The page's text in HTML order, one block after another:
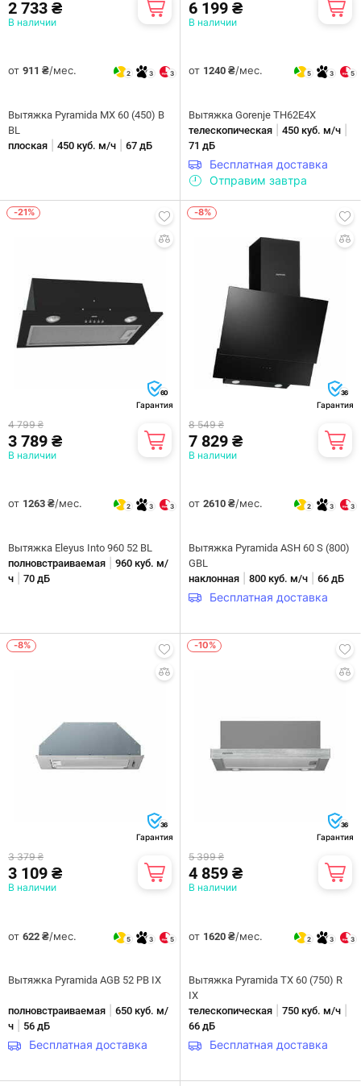
2 733 ₴
В наличии
от 911 ₴/мес. 2 3 3
Вытяжка Pyramida MX 60 (450) B
BL
плоская
450 куб. м/ч 67 дБ
6 199 ₴
В наличии
от 1240 ₴/мес. 5 3 5
Вытяжка Gorenje TH62E4X
телескопическая
450 куб. м/ч
71 дБ
Бесплатная доставка
Отправим завтра
-21%
60
Гарантия
4 799 ₴
3 789 ₴
В наличии
от 1263 ₴/мес. 2 3 3
Вытяжка Eleyus Into 960 52 BL
полновстраиваемая
960 куб. м/
ч
70 дБ
-8%
36
Гарантия
8 549 ₴
7 829 ₴
В наличии
от 2610 ₴/мес. 2 3 3
Вытяжка Pyramida ASH 60 S (800)
GBL
наклонная
800 куб. м/ч 66 дБ
Бесплатная доставка
-8%
36
Гарантия
3 379 ₴
3 109 ₴
В наличии
от 622 ₴/мес. 5 3 5
Вытяжка Pyramida AGB 52 PB IX
полновстраиваемая
650 куб. м/
ч
56 дБ
Бесплатная доставка
-10%
36
Гарантия
5 399 ₴
4 859 ₴
В наличии
от 1620 ₴/мес. 2 3 3
Вытяжка Pyramida TX 60 (750) R
IX
телескопическая
750 куб. м/ч
66 дБ
Бесплатная доставка